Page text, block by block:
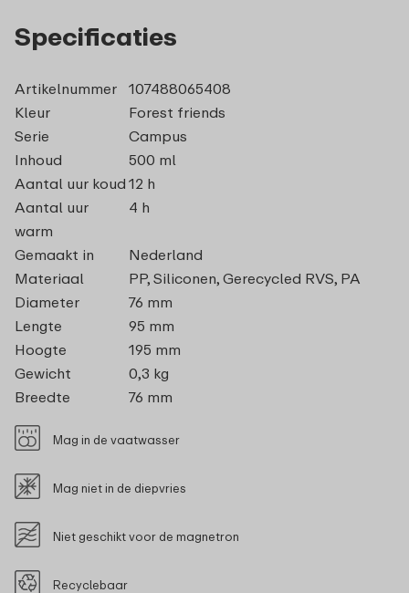
Specificaties
Artikelnummer
107488065408
Kleur
Forest friends
Serie
Campus
Inhoud
500 ml
Aantal uur koud 12 h
Aantal uur
warm
4 h
Gemaakt in
Nederland
Materiaal
PP, Siliconen, Gerecycled RVS, PA
Diameter
76 mm
Lengte
95 mm
Hoogte
195 mm
Gewicht
0,3 kg
Breedte
76 mm
Mag in de vaatwasser
Mag niet in de diepvries
Niet geschikt voor de magnetron
Recyclebaar